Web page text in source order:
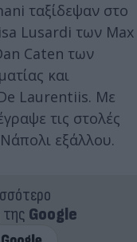
ταξίδεψαν στο
Lusardi των Max
Caten των
και
Laurentiis. Με
τις στολές
εξάλλου.
Google